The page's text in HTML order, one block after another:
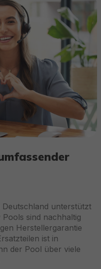
Deutschland unterstützt
sind nachhaltig
Herstellergarantie
ist in
der Pool über viele